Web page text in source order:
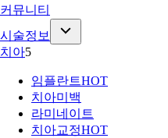
커뮤니티
시술정보
치아5
임플란트HOT
치아미백
라미네이트
치아교정HOT